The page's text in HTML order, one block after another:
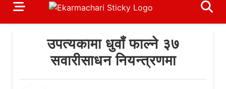
उपत्यकामा धुवाँ फाल्ने ३७
सवारीसाधन नियन्त्रणमा